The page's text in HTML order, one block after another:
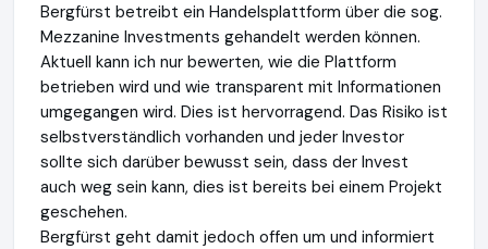
Bergfürst betreibt ein Handelsplattform über die sog.
Mezzanine Investments gehandelt werden können.
Aktuell kann ich nur bewerten, wie die Plattform
betrieben wird und wie transparent mit Informationen
umgegangen wird. Dies ist hervorragend. Das Risiko ist
selbstverständlich vorhanden und jeder Investor
sollte sich darüber bewusst sein, dass der Invest
auch weg sein kann, dies ist bereits bei einem Projekt
geschehen.
Bergfürst geht damit jedoch offen um und informiert